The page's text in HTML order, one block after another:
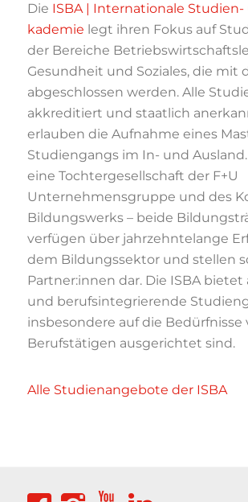
Die ISBA | Internationale Studien-
kademie legt ihren Fokus auf
der Bereiche
Gesundheit und Soziales, die mit
abgeschlossen werden. Alle
akkreditiert und staatlich
erlauben die Aufnahme eines
Studiengangs im In- und Ausland.
eine Tochtergesellschaft der F+U
Unternehmensgruppe und des
Bildungswerks – beide
verfügen über jahrzehntelange
dem Bildungssektor und stellen
Partner:innen dar. Die ISBA
und berufsintegrierende
insbesondere auf die Bedürfnisse
Berufstätigen ausgerichtet sind.
Alle Studienangebote der ISBA